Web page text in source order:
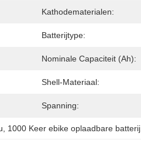
Kathodematerialen:
Batterijtype:
Nominale Capaciteit (ah):
Shell-Materiaal:
Spanning:
1000 Keer ebike oplaadbare batterij